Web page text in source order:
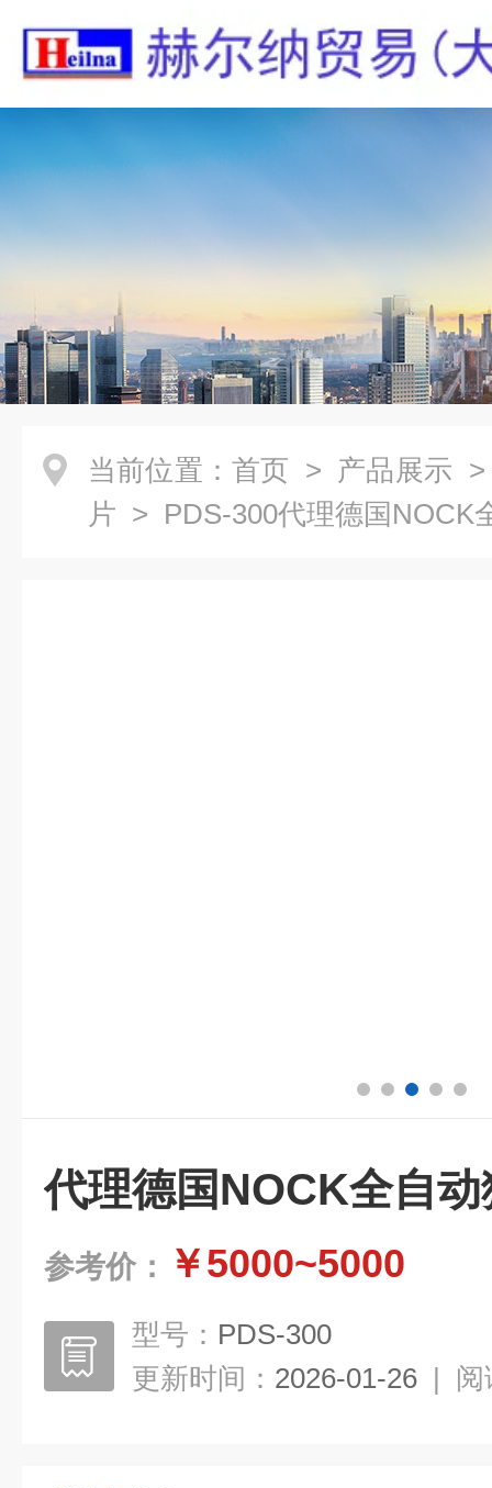
当前位置： 首页 > 产品展示
片 > PDS-300代理德国NOCK
代理德国NOCK全自
参考价： ￥5000~5000
型号： PDS-300
更新时间： 2026-01-26 | 阅